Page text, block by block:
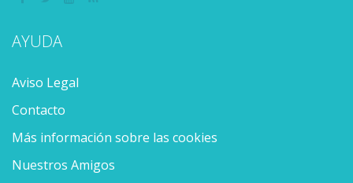
AYUDA
Aviso Legal
Contacto
Más información sobre las cookies
Nuestros Amigos